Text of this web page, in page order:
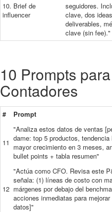
10. Brief de
influencer
seguidores.
clave, dos
deliverables,
clave (sin fee)."
10 Prompts
Contadores
# Prompt
11
"Analiza estos datos de ventas
dame: top 5 productos,
mayor crecimiento en 3 meses,
bullet points + tabla resumen"
12
"Actúa como CFO. Revisa este
señala: (1) líneas de costo con
márgenes por debajo del
acciones inmediatas para
datos]"